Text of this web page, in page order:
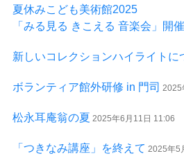
夏休みこども美術館2025
「みる見る きこえる 音楽会」開催
新しいコレクションハイライトに
ボランティア館外研修 in 門司 2025
松永耳庵翁の夏 2025年6月11日 11:06
「つきなみ講座」を終えて 2025年5